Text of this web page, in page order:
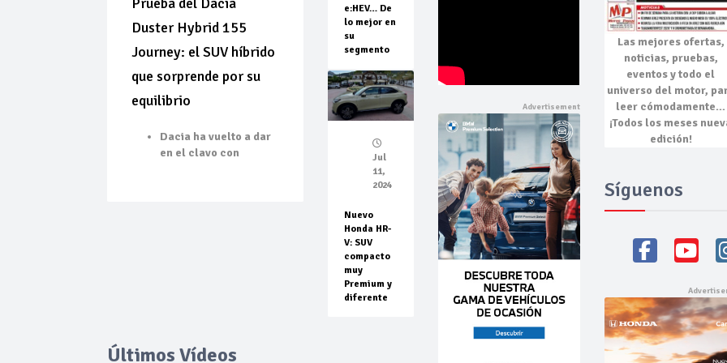
Duster Hybrid 155
Journey: el SUV híbrido
que sorprende por su
equilibrio
Dacia ha vuelto a dar
en el clavo con
e:HEV… De
lo mejor en
su
segmento
Jul
11,
2024
Nuevo
Honda HR-
V: SUV
compacto
muy
Premium y
diferente
Últimos Vídeos
Las mejores ofertas,
noticias, pruebas,
eventosy todo el
universo del motor,
leer cómodamente…
¡Todos los meses
edición!
Síguenos